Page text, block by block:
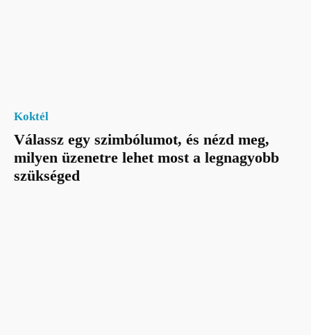
Koktél
Válassz egy szimbólumot, és nézd meg,
milyen üzenetre lehet most a legnagyobb
szükséged